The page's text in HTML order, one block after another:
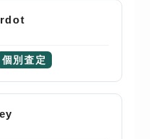
個別査定